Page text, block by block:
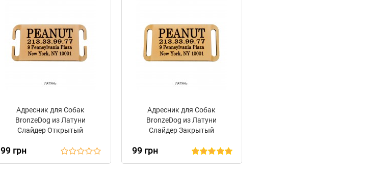
Адресник для Собак
BronzeDog из Латуни
Слайдер Открытый
99 грн
Адресник для Собак
BronzeDog из Латуни
Слайдер Закрытый
99 грн